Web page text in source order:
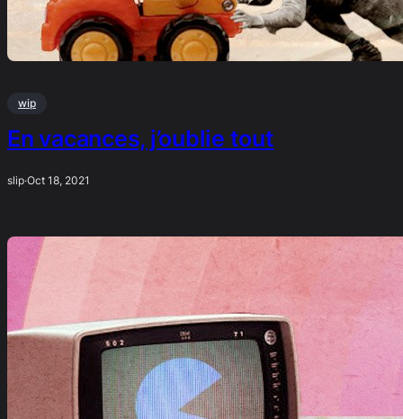
wip
En vacances, j’oublie tout
slip·Oct 18, 2021